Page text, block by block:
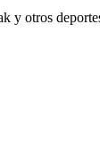
y otros